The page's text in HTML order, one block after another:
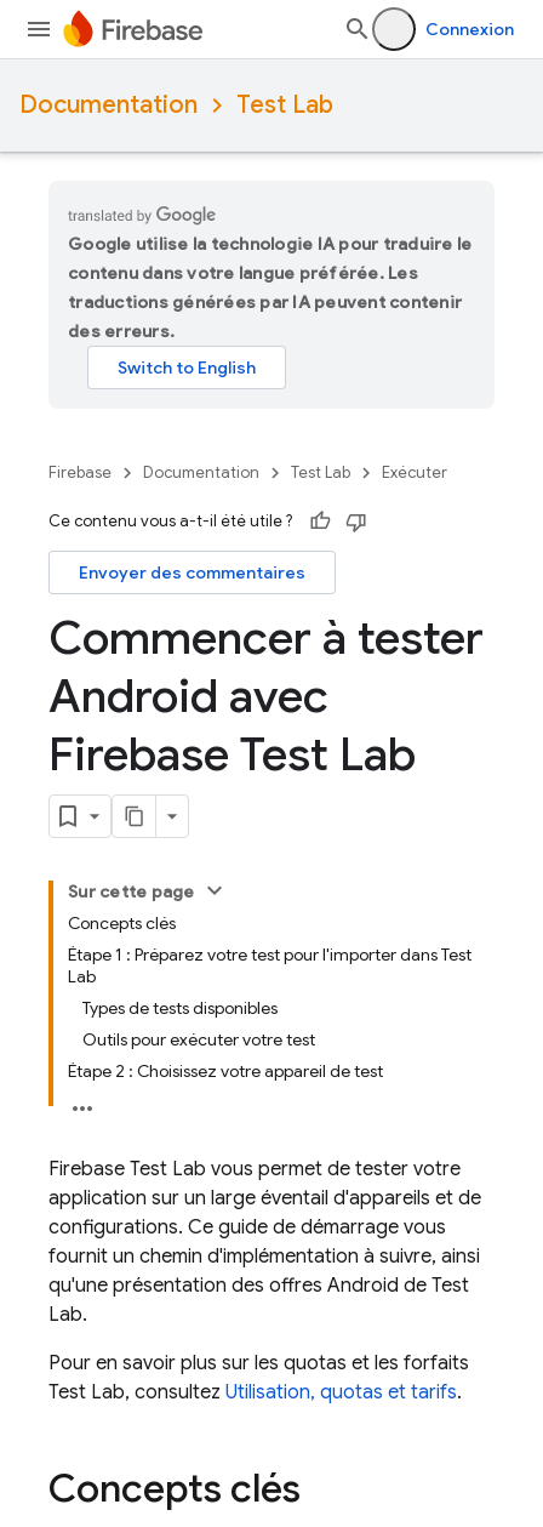
Connexion
Documentation Test Lab
Google utilise la technologie IA pour traduire le
contenu dans votre langue préférée. Les
traductions générées par IA peuvent contenir
des erreurs.
Firebase Documentation Test Lab Exécuter
Ce contenu vous a-t-il été utile ?
Envoyer des commentaires
Commencer à tester
Android avec
Firebase Test Lab
Sur cette page
Concepts clés
Étape 1 : Préparez votre test pour l'importer dans Test
Lab
Types de tests disponibles
Outils pour exécuter votre test
Étape 2 : Choisissez votre appareil de test
Firebase Test Lab vous permet de tester votre
application sur un large éventail d'appareils et de
configurations. Ce guide de démarrage vous
fournit un chemin d'implémentation à suivre, ainsi
qu'une présentation des offres Android de Test
Lab.
Pour en savoir plus sur les quotas et les forfaits
Test Lab, consultez Utilisation, quotas et tarifs.
Concepts clés